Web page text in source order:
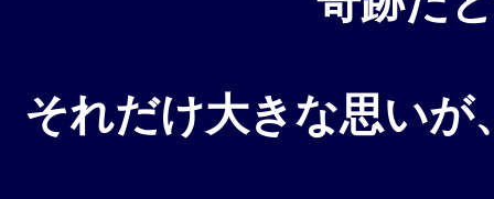
それだけ大きな思い